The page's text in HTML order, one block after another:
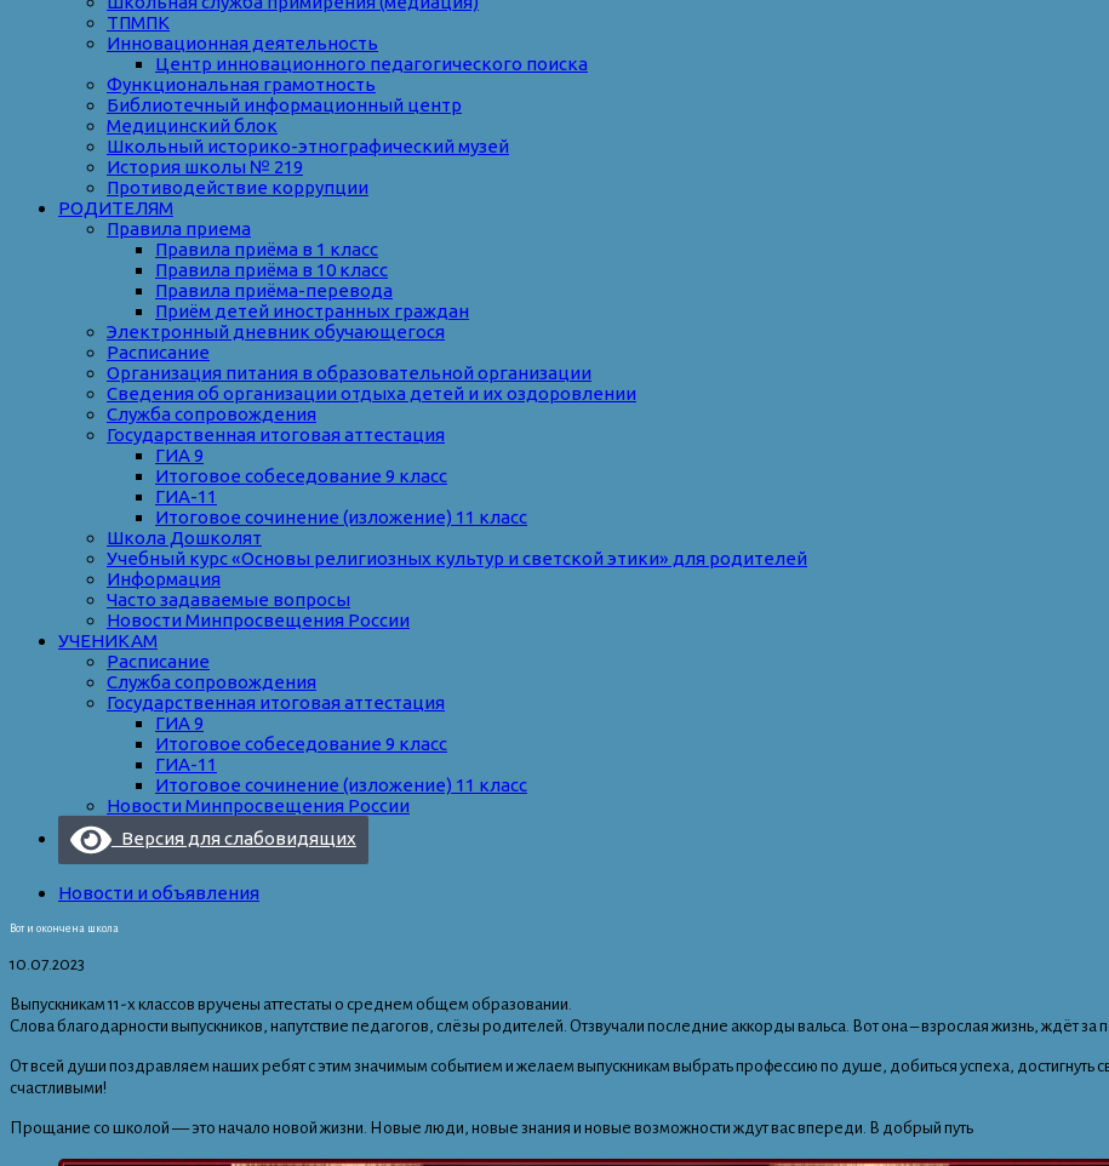
ТПМПК
Инновационная деятельность
Центр инновационного педагогического поиска
Функциональная грамотность
Библиотечный информационный центр
Медицинский блок
Школьный историко-этнографический музей
История школы № 219
Противодействие коррупции
РОДИТЕЛЯМ
Правила приема
Правила приёма в 1 класс
Правила приёма в 10 класс
Правила приёма-перевода
Приём детей иностранных граждан
Электронный дневник обучающегося
Расписание
Организация питания в образовательной организации
Сведения об организации отдыха детей и их оздоровлении
Служба сопровождения
Государственная итоговая аттестация
ГИА 9
Итоговое собеседование 9 класс
ГИА-11
Итоговое сочинение (изложение) 11 класс
Школа Дошколят
Учебный курс «Основы религиозных культур и светской этики» для родителей
Информация
Часто задаваемые вопросы
Новости Минпросвещения России
УЧЕНИКАМ
Расписание
Служба сопровождения
Государственная итоговая аттестация
ГИА 9
Итоговое собеседование 9 класс
ГИА-11
Итоговое сочинение (изложение) 11 класс
Новости Минпросвещения России
Версия для слабовидящих
Новости и объявления
Вот и окончена школа
10.07.2023
Выпускникам 11-х классов вручены аттестаты о среднем общем образовании.
Слова благодарности выпускников, напутствие педагогов, слёзы родителей. Отзвучали последние аккорды вальса. Вот она – взрослая жизнь, ждёт
От всей души поздравляем наших ребят с этим значимым событием и желаем выпускникам выбрать профессию по душе, добиться успеха, достигнуть
счастливыми!
Прощание со школой — это начало новой жизни. Новые люди, новые знания и новые возможности ждут вас впереди. В добрый путь